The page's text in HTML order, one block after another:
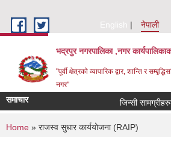
English
नेपाली
भद्रपुर नगरपालिका ,नगर
"पूर्वी क्षेत्रको व्यापारिक द्वार, शान्ति र
नगर"
समाचार जिन्सी
You are here
Home » राजस्व सुधार कार्ययोजना (RAIP)